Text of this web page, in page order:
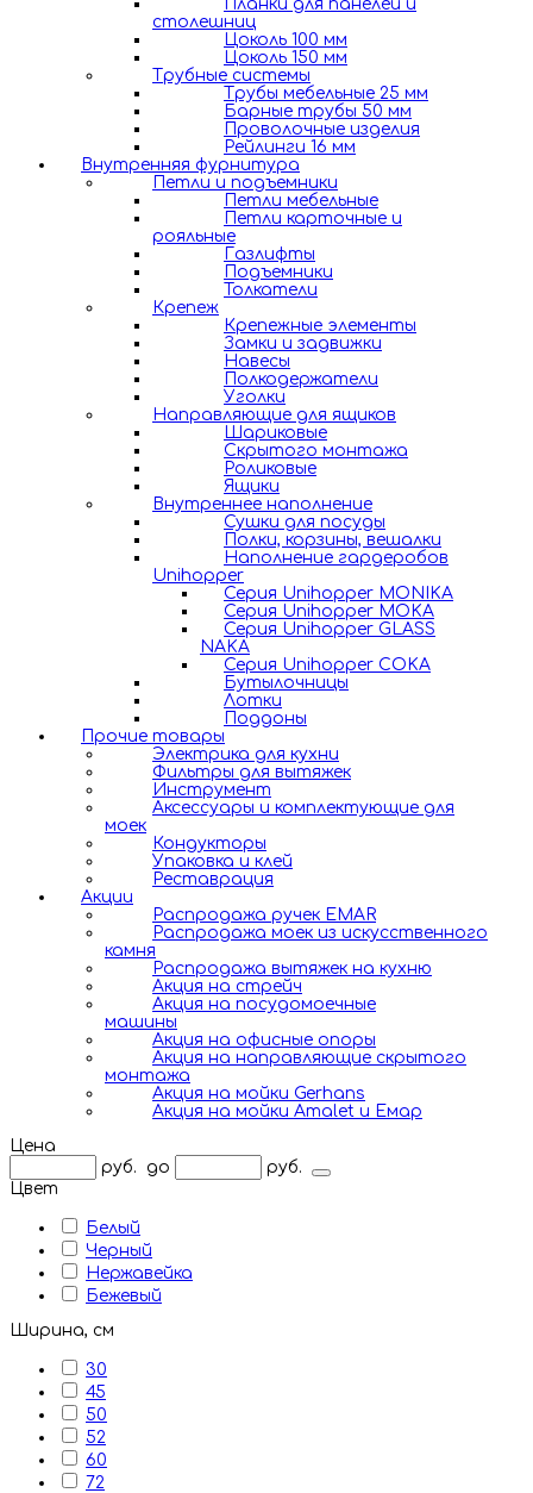
Планки для панелей и
столешниц
Цоколь 100 мм
Цоколь 150 мм
Трубные системы
Трубы мебельные 25 мм
Барные трубы 50 мм
Проволочные изделия
Рейлинги 16 мм
Внутренняя фурнитура
Петли и подъемники
Петли мебельные
Петли карточные и
рояльные
Газлифты
Подъемники
Толкатели
Крепеж
Крепежные элементы
Замки и задвижки
Навесы
Полкодержатели
Уголки
Направляющие для ящиков
Шариковые
Скрытого монтажа
Роликовые
Ящики
Внутреннее наполнение
Сушки для посуды
Полки, корзины, вешалки
Наполнение гардеробов
Unihopper
Серия Unihopper MONIKA
Серия Unihopper MOKA
Серия Unihopper GLASS
NAKA
Серия Unihopper COKA
Бутылочницы
Лотки
Поддоны
Прочие товары
Электрика для кухни
Фильтры для вытяжек
Инструмент
Аксессуары и комплектующие для
моек
Кондукторы
Упаковка и клей
Реставрация
Акции
Распродажа ручек EMAR
Распродажа моек из искусственного
камня
Распродажа вытяжек на кухню
Акция на стрейч
Акция на посудомоечные
машины
Акция на офисные опоры
Акция на направляющие скрытого
монтажа
Акция на мойки Gerhans
Акция на мойки Amalet и Емар
Цена
руб.
до
руб.
Цвет
Белый
Черный
Нержавейка
Бежевый
Ширина, см
30
45
50
52
60
72